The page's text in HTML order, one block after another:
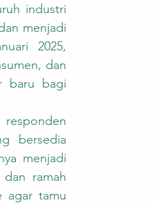
industri
menjadi
2025,
dan
baru bagi
bersedia
menjadi
ramah
agar tamu